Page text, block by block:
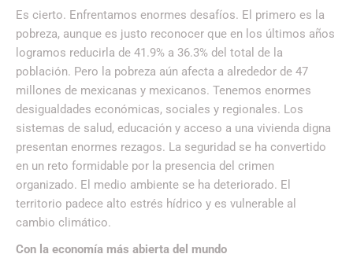
Es cierto. Enfrentamos enormes desafíos. El primero es la
pobreza, aunque es justo reconocer que en los últimos años
logramos reducirla de 41.9% a 36.3% del total de la
población. Pero la pobreza aún afecta a alrededor de 47
millones de mexicanas y mexicanos. Tenemos enormes
desigualdades económicas, sociales y regionales. Los
sistemas de salud, educación y acceso a una vivienda digna
presentan enormes rezagos. La seguridad se ha convertido
en un reto formidable por la presencia del crimen
organizado. El medio ambiente se ha deteriorado. El
territorio padece alto estrés hídrico y es vulnerable al
cambio climático.
Con la economía más abierta del mundo